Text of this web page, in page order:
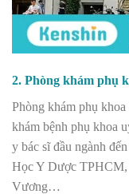
2. Phòng khám phụ
Phòng khám phụ
khám bệnh phụ khoa
y bác sĩ đầu ngành
Học Y Dược
Vương…